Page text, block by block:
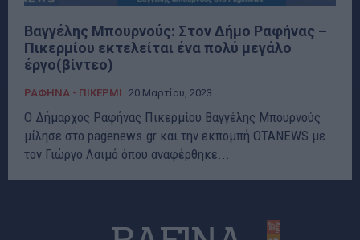
Βαγγέλης Μπουρνούς: Στον Δήμο Ραφήνας –
Πικερμίου εκτελείται ένα πολύ μεγάλο
έργο(βίντεο)
ΡΑΦΗΝΑ - ΠΙΚΕΡΜΙ 20 Μαρτίου, 2023
Ο Δήμαρχος Ραφήνας Πικερμίου Βαγγέλης Μπουρνούς
μίλησε στο pagenews.gr και την εκπομπή OΤΑNEWS με
τον Γιώργο Λαιμό όπου αναφέρθηκε...